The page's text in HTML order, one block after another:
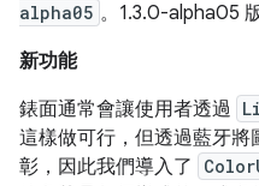
alpha05 。1.3.0-alpha05
新功能
錶面通常會讓使用者透過
這樣做可行，但透過藍牙
彰，因此我們導入了